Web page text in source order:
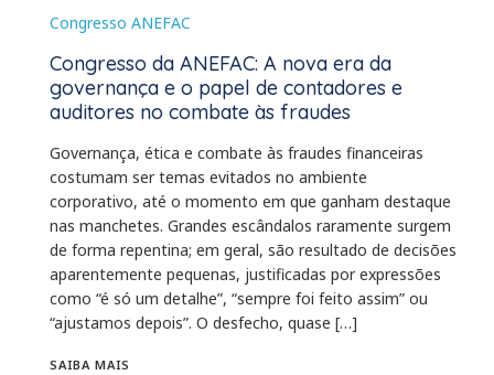
Congresso ANEFAC
Congresso da ANEFAC: A nova era da
governança e o papel de contadores e
auditores no combate às fraudes
Governança, ética e combate às fraudes financeiras
costumam ser temas evitados no ambiente
corporativo, até o momento em que ganham destaque
nas manchetes. Grandes escândalos raramente surgem
de forma repentina; em geral, são resultado de decisões
aparentemente pequenas, justificadas por expressões
como “é só um detalhe”, “sempre foi feito assim” ou
“ajustamos depois”. O desfecho, quase […]
SAIBA MAIS